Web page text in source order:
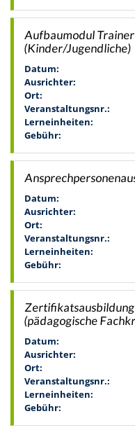
Aufbaumodul
(Kinder/Jugendliche)
Datum:
Ausrichter:
Ort:
Veranstaltungsnr.:
Lerneinheiten:
Gebühr:
Datum:
Ausrichter:
Ort:
Veranstaltungsnr.:
Lerneinheiten:
Gebühr:
(pädagogische
Datum:
Ausrichter:
Ort:
Veranstaltungsnr.:
Lerneinheiten:
Gebühr: